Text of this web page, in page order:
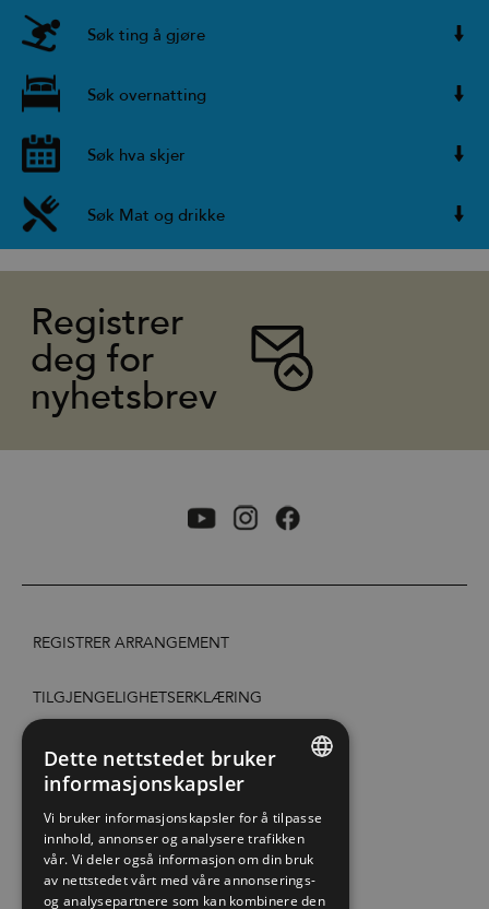
Søk ting å gjøre
Søk overnatting
Søk hva skjer
Søk Mat og drikke
Registrer
deg for
nyhetsbrev
REGISTRER ARRANGEMENT
TILGJENGELIGHETSERKLÆRING
PERSONVERN & COOKIES
EXTRANET
NORWEGIAN
GERMAN
Dette nettstedet bruker
informasjonskapsler
Vi bruker informasjonskapsler for å tilpasse
innhold, annonser og analysere trafikken
vår. Vi deler også informasjon om din bruk
av nettstedet vårt med våre annonserings-
og analysepartnere som kan kombinere den